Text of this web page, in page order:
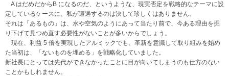
A はだめだからB になるのだ、というような、現実否定を戦略的なテーマに設
定しているケースに、私が遭遇するのは決して珍しくはありません。
それは「あるもの」は、水や空気のようにあって当たり前で、今ある理由を掘
り下げて見つめ直す必要性がないことが多いからでしょう。
現在、利益 5 倍を実現したアルミックでも、革新を意識して取り組みを始め
た当初は、「ないものを埋める」を戦略化していました。
新社長にとっては先代ができなかったことに目が向いてしまうのも仕方のない
ことかもしれません。